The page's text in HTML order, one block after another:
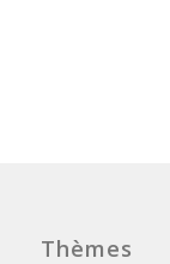
Thèmes